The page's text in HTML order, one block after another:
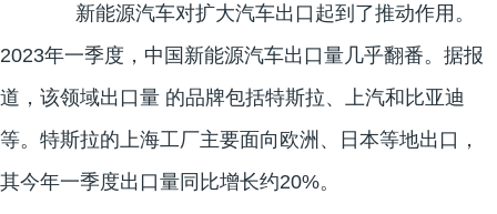
新能源汽车对扩大汽车出口起到了推动作用。
2023年一季度，中国新能源汽车出口量几乎翻番。据报
道，该领域出口量 的品牌包括特斯拉、上汽和比亚迪
等。特斯拉的上海工厂主要面向欧洲、日本等地出口，
其今年一季度出口量同比增长约20%。